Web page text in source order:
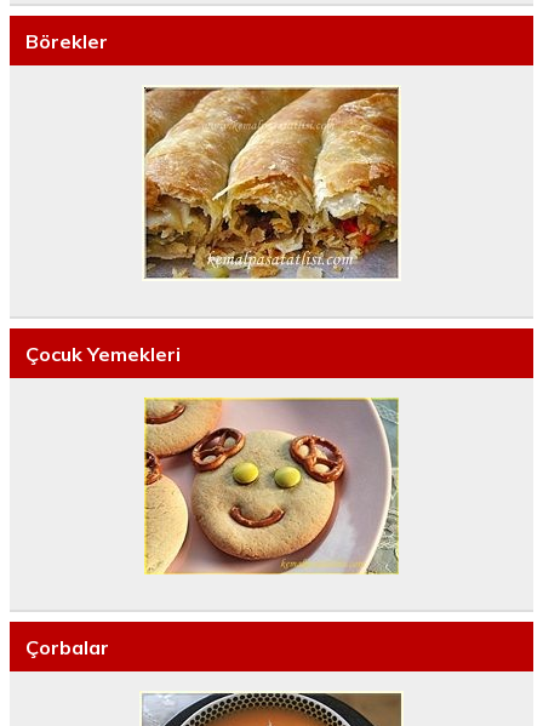
Börekler
Çocuk Yemekleri
Çorbalar